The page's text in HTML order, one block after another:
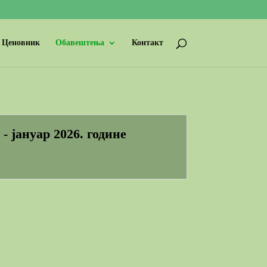
Ценовник Обавештења Контакт
јануар 2026. године